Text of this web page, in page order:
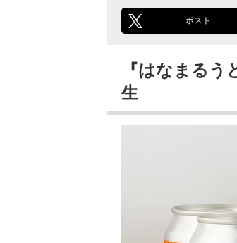
ポスト
『はなまる
生